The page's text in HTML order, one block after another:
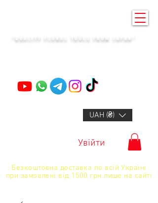
"QUALITY FLORAL TOOLS FROM JAPAN"
UAH (₴)
Увійти
Безкоштовна доставка по всій Україні
при замовлені від 1500 грн лише на сайті